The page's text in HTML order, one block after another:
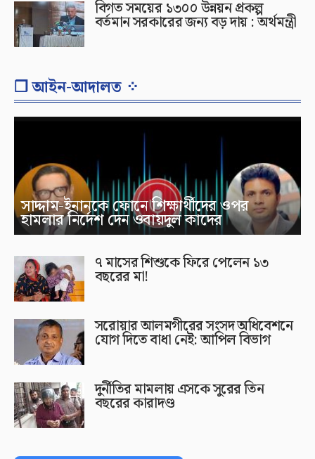
বিগত সময়ের ১৩০০ উন্নয়ন প্রকল্প
বর্তমান সরকারের জন্য বড় দায় : অর্থমন্ত্রী
❐ আইন-আদালত ⁘
সাদ্দাম-ইনানকে ফোনে শিক্ষার্থীদের ওপর
হামলার নির্দেশ দেন ওবায়দুল কাদের
৭ মাসের শিশুকে ফিরে পেলেন ১৩
বছরের মা!
সরোয়ার আলমগীরের সংসদ অধিবেশনে
যোগ দিতে বাধা নেই: আপিল বিভাগ
দুর্নীতির মামলায় এসকে সুরের তিন
বছরের কারাদণ্ড